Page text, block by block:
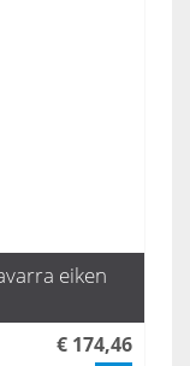
eiken
€ 174,46